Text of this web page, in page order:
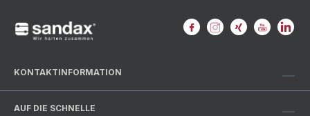
KONTAKTINFORMATION
AUF DIE SCHNELLE